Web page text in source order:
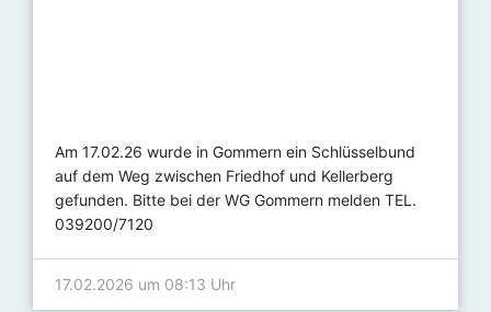
Am 17.02.26 wurde in Gommern ein Schlüsselbund
auf dem Weg zwischen Friedhof und Kellerberg
gefunden. Bitte bei der WG Gommern melden TEL.
039200/7120
17.02.2026 um 08:13 Uhr